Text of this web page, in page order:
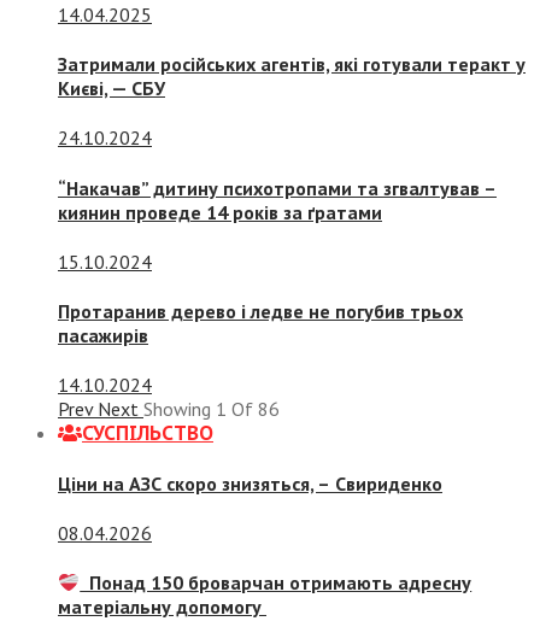
14.04.2025
Затримали російських агентів, які готували теракт у
Києві, — СБУ
24.10.2024
“Накачав” дитину психотропами та згвалтував –
киянин проведе 14 років за ґратами
15.10.2024
Протаранив дерево і ледве не погубив трьох
пасажирів
14.10.2024
Prev Next Showing 1 Of 86
СУСПIЛЬСТВО
Ціни на АЗС скоро знизяться, – Свириденко
08.04.2026
Понад 150 броварчан отримають адресну
матеріальну допомогу